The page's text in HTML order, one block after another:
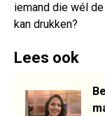
iemand die wél
kan drukken?
Lees ook